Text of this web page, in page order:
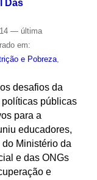
Das
— última
em:
e Pobreza,
desafios da
públicas
para a
educadores,
Ministério da
e das ONGs
e